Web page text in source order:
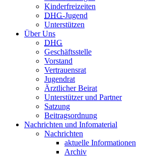
Kinderfreizeiten
DHG-Jugend
Unterstützen
Über Uns
DHG
Geschäftsstelle
Vorstand
Vertrauensrat
Jugendrat
Ärztlicher Beirat
Unterstützer und Partner
Satzung
Beitragsordnung
Nachrichten und Infomaterial
Nachrichten
aktuelle Informationen
Archiv